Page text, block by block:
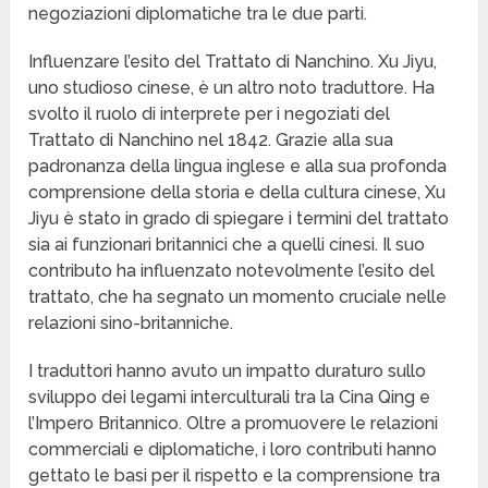
negoziazioni diplomatiche tra le due parti.
Influenzare l’esito del Trattato di Nanchino. Xu Jiyu,
uno studioso cinese, è un altro noto traduttore. Ha
svolto il ruolo di interprete per i negoziati del
Trattato di Nanchino nel 1842. Grazie alla sua
padronanza della lingua inglese e alla sua profonda
comprensione della storia e della cultura cinese, Xu
Jiyu è stato in grado di spiegare i termini del trattato
sia ai funzionari britannici che a quelli cinesi. Il suo
contributo ha influenzato notevolmente l’esito del
trattato, che ha segnato un momento cruciale nelle
relazioni sino-britanniche.
I traduttori hanno avuto un impatto duraturo sullo
sviluppo dei legami interculturali tra la Cina Qing e
l’Impero Britannico. Oltre a promuovere le relazioni
commerciali e diplomatiche, i loro contributi hanno
gettato le basi per il rispetto e la comprensione tra